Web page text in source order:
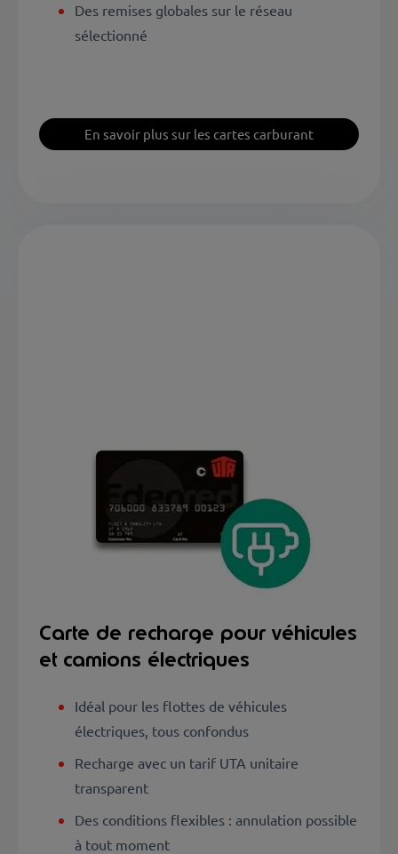
Des remises globales sur le réseau
sélectionné
En savoir plus sur les cartes carburant
Carte de recharge pour véhicules
et camions électriques
Idéal pour les flottes de véhicules
électriques, tous confondus
Recharge avec un tarif UTA unitaire
transparent
Des conditions flexibles : annulation possible
à tout moment